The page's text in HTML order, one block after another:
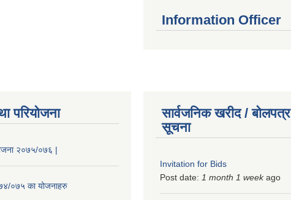
Information Officer
परियोजना
२०७५/०७६ |
०७५ का योजनाहरु
सार्वजनिक खरीद / बोलपत्र
सूचना
Invitation for Bids
Post date: 1 month 1 weekago